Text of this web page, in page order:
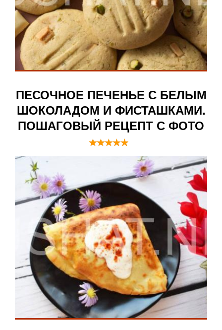
ПЕСОЧНОЕ ПЕЧЕНЬЕ С БЕЛЫМ
ШОКОЛАДОМ И ФИСТАШКАМИ.
ПОШАГОВЫЙ РЕЦЕПТ С ФОТО